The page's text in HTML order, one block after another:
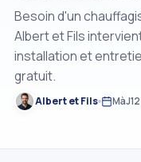
Besoin d'un
Albert et Fils
installation et
gratuit.
Albert et Fils MàJ